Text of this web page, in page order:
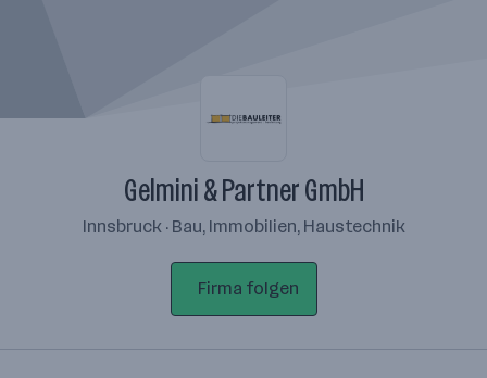
Gelmini & Partner GmbH
Innsbruck · Bau, Immobilien, Haustechnik
Firma folgen